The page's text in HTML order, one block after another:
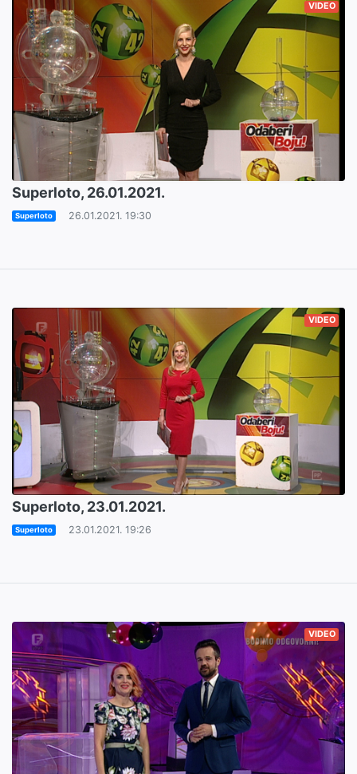
VIDEO
Superloto, 26.01.2021.
Superloto 26.01.2021. 19:30
VIDEO
Superloto, 23.01.2021.
Superloto 23.01.2021. 19:26
VIDEO